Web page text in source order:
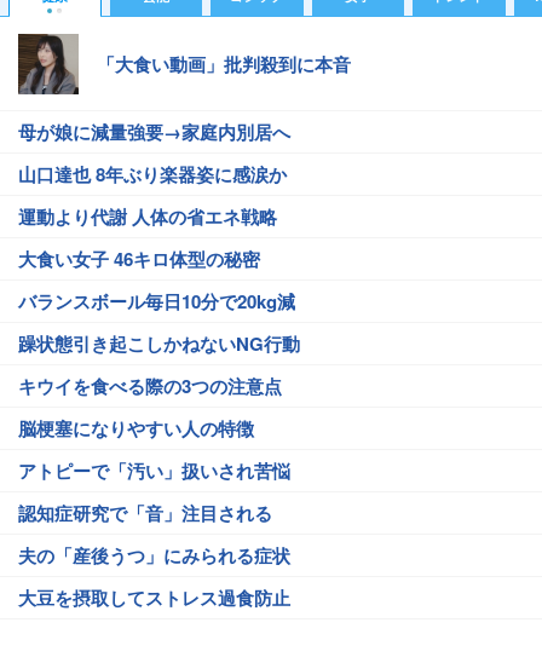
「大食い動画」批判殺到に本音
母が娘に減量強要→家庭内別居へ
山口達也 8年ぶり楽器姿に感涙か
運動より代謝 人体の省エネ戦略
大食い女子 46キロ体型の秘密
バランスボール毎日10分で20kg減
躁状態引き起こしかねないNG行動
キウイを食べる際の3つの注意点
脳梗塞になりやすい人の特徴
アトピーで「汚い」扱いされ苦悩
認知症研究で「音」注目される
夫の「産後うつ」にみられる症状
大豆を摂取してストレス過食防止